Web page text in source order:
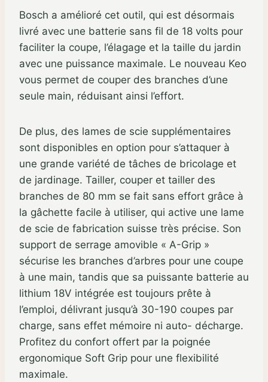
Bosch a amélioré cet outil, qui est désormais
livré avec une batterie sans fil de 18 volts pour
faciliter la coupe, l’élagage et la taille du jardin
avec une puissance maximale. Le nouveau Keo
vous permet de couper des branches d’une
seule main, réduisant ainsi l’effort.
De plus, des lames de scie supplémentaires
sont disponibles en option pour s’attaquer à
une grande variété de tâches de bricolage et
de jardinage. Tailler, couper et tailler des
branches de 80 mm se fait sans effort grâce à
la gâchette facile à utiliser, qui active une lame
de scie de fabrication suisse très précise. Son
support de serrage amovible « A-Grip »
sécurise les branches d’arbres pour une coupe
à une main, tandis que sa puissante batterie au
lithium 18V intégrée est toujours prête à
l’emploi, délivrant jusqu’à 30-190 coupes par
charge, sans effet mémoire ni auto- décharge.
Profitez du confort offert par la poignée
ergonomique Soft Grip pour une flexibilité
maximale.